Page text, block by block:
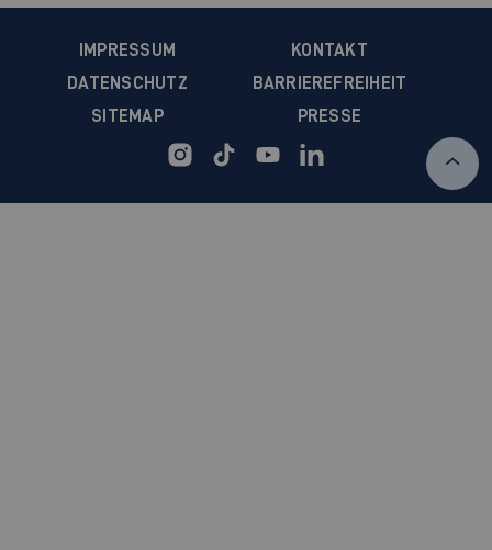
IMPRESSUM
KONTAKT
DATENSCHUTZ
BARRIEREFREIHEIT
SITEMAP
PRESSE